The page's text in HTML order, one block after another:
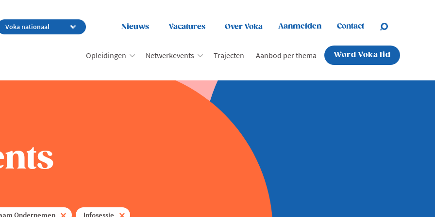
Nieuws Vacatures Over Voka Aanmelden Contact
Opleidingen Netwerkevents Trajecten Aanbod per thema Word Voka lid
Ondernemen Infosessie